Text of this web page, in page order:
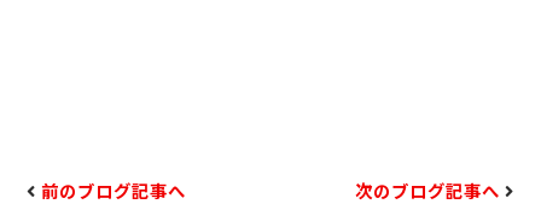
前のブログ記事へ 次のブログ記事へ